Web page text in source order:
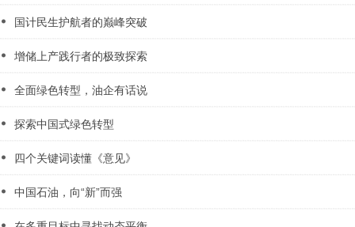
国计民生护航者的巅峰突破
增储上产践行者的极致探索
全面绿色转型，油企有话说
探索中国式绿色转型
四个关键词读懂《意见》
中国石油，向“新”而强